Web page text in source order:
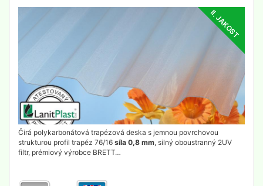
II. JAKOST
Čirá polykarbonátová trapézová deska s jemnou povrchovou
strukturou profil trapéz 76/16 síla 0,8 mm, silný oboustranný 2UV
filtr, prémiový výrobce BRETT…